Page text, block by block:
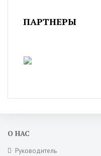
ПАРТНЕРЫ
О НАС
Руководитель